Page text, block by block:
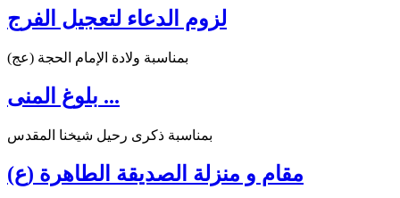
لزوم الدعاء لتعجيل الفرج
بمناسبة ولادة الإمام الحجة (عج)
بلوغ المنى ...
بمناسبة ذكرى رحيل شيخنا المقدس
مقام و منزلة الصديقة الطاهرة (ع)